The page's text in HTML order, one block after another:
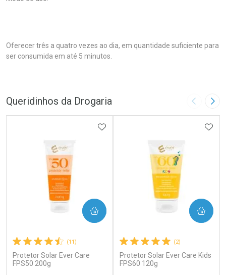
Oferecer três a quatro vezes ao dia, em quantidade suficiente para
ser consumida em até 5 minutos.
Queridinhos da Drogaria Imagem
(11)
Protetor Solar Ever Care
FPS50 200g
ADICIONAR AOS FAVORITOS
COMPRAR
(2)
Protetor Solar Ever Care Kids
FPS60 120g
COMPRAR